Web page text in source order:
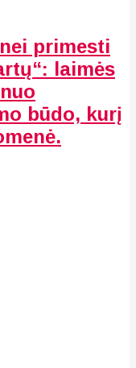
primesti
laimės
būdo, kurį